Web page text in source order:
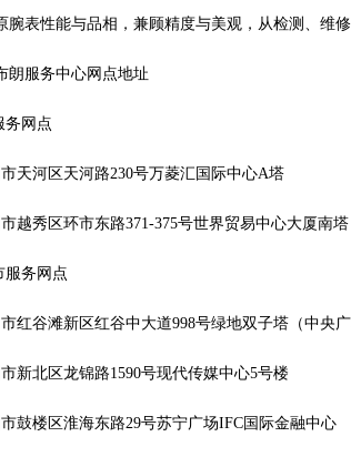
层整层（需提前预约）
B（需提前预约）
）
提前预约）
前预约）
提前预约）
约）
约）
预约）
需提前预约）
腕表性能与品相，兼顾精度与美观，从检测、维
朗服务中心网点地址
务网点
市天河区天河路230号万菱汇国际中心A塔
市越秀区环市东路371-375号世界贸易中心大厦南塔
服务网点
市红谷滩新区红谷中大道998号绿地双子塔（中央
市新北区龙锦路1590号现代传媒中心5号楼
市鼓楼区淮海东路29号苏宁广场IFC国际金融中心